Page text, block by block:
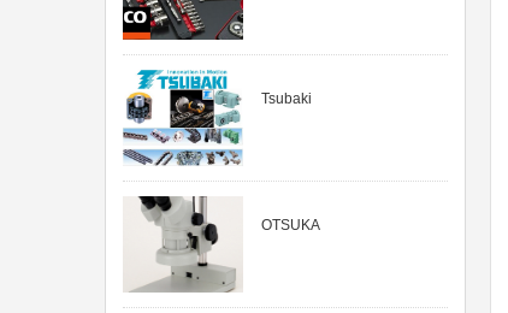
Tsubaki
OTSUKA